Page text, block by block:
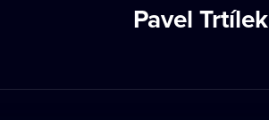
Pavel Trtílek